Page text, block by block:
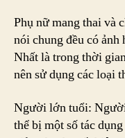
Phụ nữ mang thai và
nói chung đều có
Nhất là trong thời
nên sử dụng các loại
Người lớn tuổi:
thể bị một số tác